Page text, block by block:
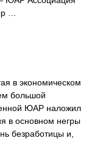
…
в экономическом
большой
ЮАР наложил
в основном негры
безработицы и,